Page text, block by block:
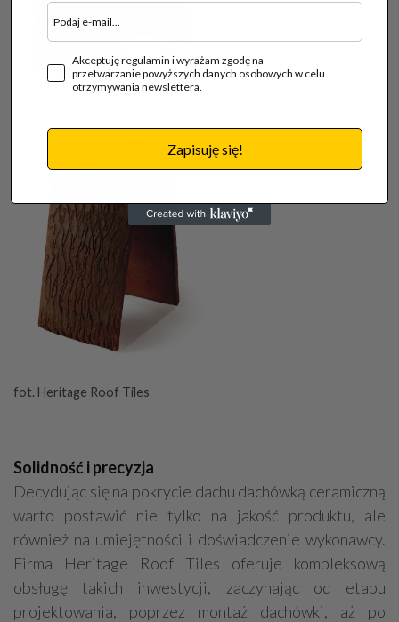
fot. Heritage Roof Tiles
Solidność i precyzja
Decydując się na pokrycie dachu dachówką ceramiczną
warto postawić nie tylko na jakość produktu, ale
również na umiejętności i doświadczenie wykonawcy.
Firma Heritage Roof Tiles oferuje kompleksową
obsługę takich inwestycji, zaczynając od etapu
projektowania, poprzez montaż dachówki, aż po
Akceptuję regulamin i wyrażam zgodę na
przetwarzanie powyższych danych osobowych w celu
otrzymywania newslettera.
Zapisuję się!